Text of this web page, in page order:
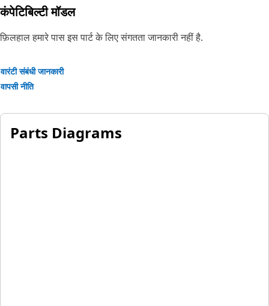
कंपेटिबिल्टी मॉडल
फ़िलहाल हमारे पास इस पार्ट के लिए संगतता जानकारी नहीं है.
वारंटी संबंधी जानकारी
वापसी नीति
Parts Diagrams